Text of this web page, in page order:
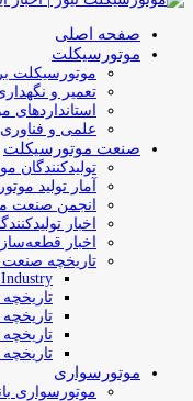
صفحه اصلی
موتورسیکلت
موتورسیکلت
تعمیر و
استانداردهای
علمی و فناوری
صنعت موتورسیکلت
تولیدکنندگان
آمار تولید
انجمن صنعت
اخبار
اخبار
تاریخچه صنعت
موتورسواری
موتورسواری